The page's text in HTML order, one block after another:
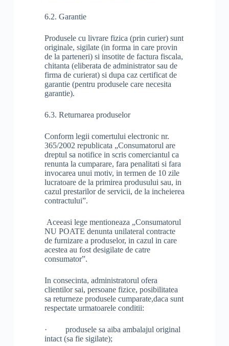
6.2. Garantie
Produsele cu livrare fizica (prin curier) sunt
originale, sigilate (in forma in care provin
de la parteneri) si insotite de factura fiscala,
chitanta (eliberata de administrator sau de
firma de curierat) si dupa caz certificat de
garantie (pentru produsele care necesita
garantie).
6.3. Returnarea produselor
Conform legii comertului electronic nr.
365/2002 republicata „Consumatorul are
dreptul sa notifice in scris comerciantul ca
renunta la cumparare, fara penalitati si fara
invocarea unui motiv, in termen de 10 zile
lucratoare de la primirea produsului sau, in
cazul prestarilor de servicii, de la incheierea
contractului”.
Aceeasi lege mentioneaza „Consumatorul
NU POATE denunta unilateral contracte
de furnizare a produselor, in cazul in care
acestea au fost desigilate de catre
consumator”.
In consecinta, administratorul ofera
clientilor sai, persoane fizice, posibilitatea
sa returneze produsele cumparate,daca sunt
respectate urmatoarele conditii:
· produsele sa aiba ambalajul original
intact (sa fie sigilate);